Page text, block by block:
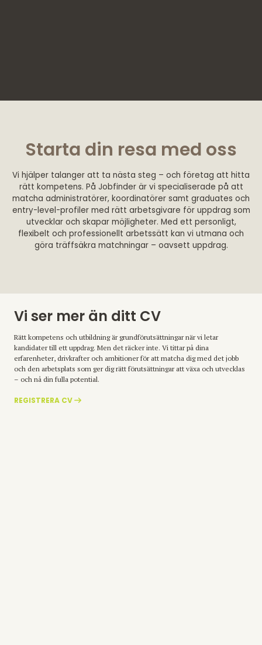
Starta din resa med oss
Vi hjälper talanger att ta nästa steg – och företag att hitta
rätt kompetens. På Jobfinder är vi specialiserade på att
matcha administratörer, koordinatörer samt graduates och
entry-level-profiler med rätt arbetsgivare för uppdrag som
utvecklar och skapar möjligheter. Med ett personligt,
flexibelt och professionellt arbetssätt kan vi utmana och
göra träffsäkra matchningar – oavsett uppdrag.
Vi ser mer än ditt CV
Rätt kompetens och utbildning är grundförutsättningar när vi letar
kandidater till ett uppdrag. Men det räcker inte. Vi tittar på dina
erfarenheter, drivkrafter och ambitioner för att matcha dig med det jobb
och den arbetsplats som ger dig rätt förutsättningar att växa och utvecklas
– och nå din fulla potential.
REGISTRERA CV